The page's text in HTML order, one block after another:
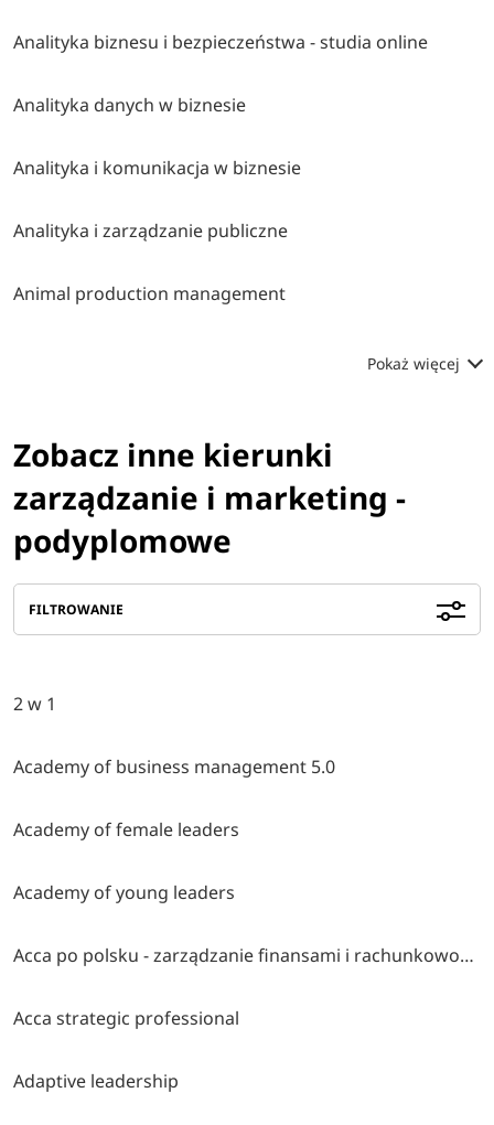
Analityka biznesu i bezpieczeństwa - studia online
Analityka danych w biznesie
Analityka i komunikacja w biznesie
Analityka i zarządzanie publiczne
Animal production management
Pokaż więcej
Zobacz inne kierunki
zarządzanie i marketing -
podyplomowe
FILTROWANIE
2 w 1
Academy of business management 5.0
Academy of female leaders
Academy of young leaders
Acca po polsku - zarządzanie finansami i rachunkowość w środowisku międzynarodowym
Acca strategic professional
Adaptive leadership